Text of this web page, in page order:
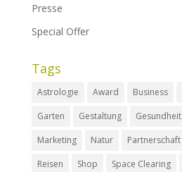
Presse
Special Offer
Tags
Astrologie Award Business
Garten
Gestaltung Gesundheit
Marketing
Natur Partnerschaft
Reisen
Shop Space Clearing